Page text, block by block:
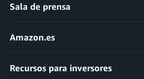
Sala de prensa
Amazon.es
Recursos para inversores